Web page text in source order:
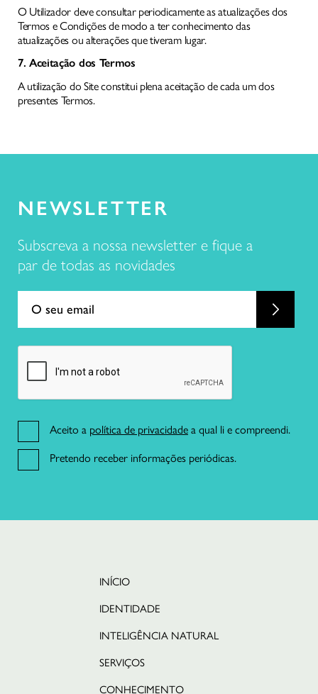
English
O Utilizador deve consultar periodicamente as atualizações dos
Termos e Condições de modo a ter conhecimento das
atualizações ou alterações que tiveram lugar.
7. Aceitação dos Termos
A utilização do Site constitui plena aceitação de cada um dos
presentes Termos.
NEWSLETTER
Subscreva a nossa newsletter e fique a
par de todas as novidades
Aceito a política de privacidadea qual li e compreendi.
Pretendo receber informações periódicas.
INÍCIO
IDENTIDADE
INTELIGÊNCIA NATURAL
SERVIÇOS
CONHECIMENTO